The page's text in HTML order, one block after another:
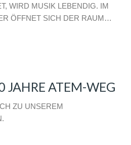
WIRD MUSIK LEBENDIG. IM
ÖFFNET SICH DER RAUM…
JAHRE ATEM-WEG
ZU UNSEREM